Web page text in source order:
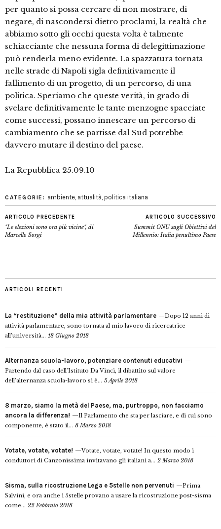
per quanto si possa cercare di non mostrare, di
negare, di nascondersi dietro proclami, la realtà che
abbiamo sotto gli occhi questa volta è talmente
schiacciante che nessuna forma di delegittimazione
può renderla meno evidente. La spazzatura tornata
nelle strade di Napoli sigla definitivamente il
fallimento di un progetto, di un percorso, di una
politica. Speriamo che queste verità, in grado di
svelare definitivamente le tante menzogne spacciate
come successi, possano innescare un percorso di
cambiamento che se partisse dal Sud potrebbe
davvero mutare il destino del paese.
La Repubblica 25.09.10
CATEGORIE: ambiente, attualità, politica italiana
ARTICOLO PRECEDENTE
"Le elezioni sono ora più vicine", di
Marcello Sorgi
ARTICOLO SUCCESSIVO
Summit ONU sugli Obiettivi del
Millennio: Italia penultimo Paese
ARTICOLI RECENTI
La “restituzione” della mia attività parlamentare
Dopo 12 anni di
attività parlamentare, sono tornata al mio lavoro di ricercatrice
all’università... 18 Giugno 2018
Alternanza scuola-lavoro, potenziare contenuti educativi
Partendo dal caso dell’Istituto Da Vinci, il dibattito sul valore
dell’alternanza scuola-lavoro si è... 5 Aprile 2018
8 marzo, siamo la metà del Paese, ma, purtroppo, non facciamo
ancora la differenza!
Il Parlamento che sta per lasciare, e di cui sono
componente, è stato il... 8 Marzo 2018
Votate, votate, votate!
Votate, votate, votate! In questo modo i
conduttori di Canzonissima invitavano gli italiani a... 2 Marzo 2018
Sisma, sulla ricostruzione Lega e 5stelle non pervenuti
Prima
Salvini, e ora anche i 5stelle provano a usare la ricostruzione post-sisma
come... 22 Febbraio 2018